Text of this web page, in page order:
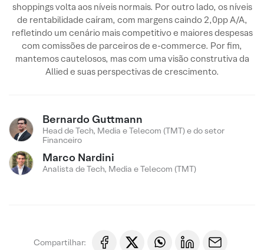
shoppings volta aos níveis normais. Por outro lado, os níveis
de rentabilidade caíram, com margens caindo 2,0pp A/A,
refletindo um cenário mais competitivo e maiores despesas
com comissões de parceiros de e-commerce. Por fim,
mantemos cautelosos, mas com uma visão construtiva da
Allied e suas perspectivas de crescimento.
Bernardo Guttmann
Head de Tech, Media e Telecom (TMT) e do setor
Financeiro
Marco Nardini
Analista de Tech, Media e Telecom (TMT)
Compartilhar: